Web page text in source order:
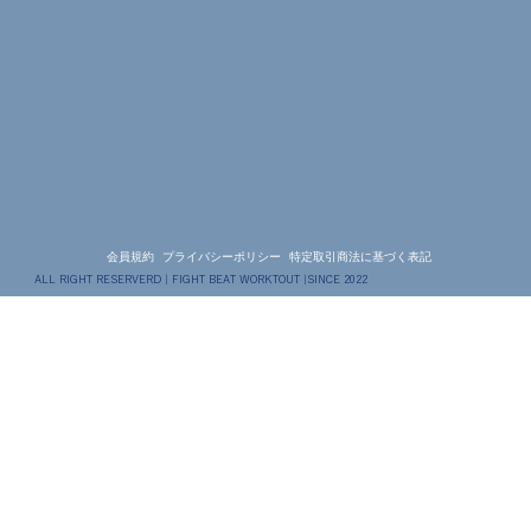
会員規約 プライバシーポリシー 特定取引商法に基づく表記
ALL RIGHT RESERVERD | FIGHT BEAT WORKTOUT |SINCE 2022